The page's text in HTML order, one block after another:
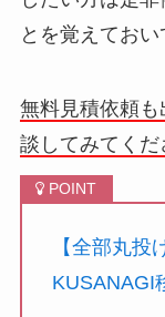
とを覚えておい
無料見積依頼
談してみてくだ
【全部丸投
KUSANAGI